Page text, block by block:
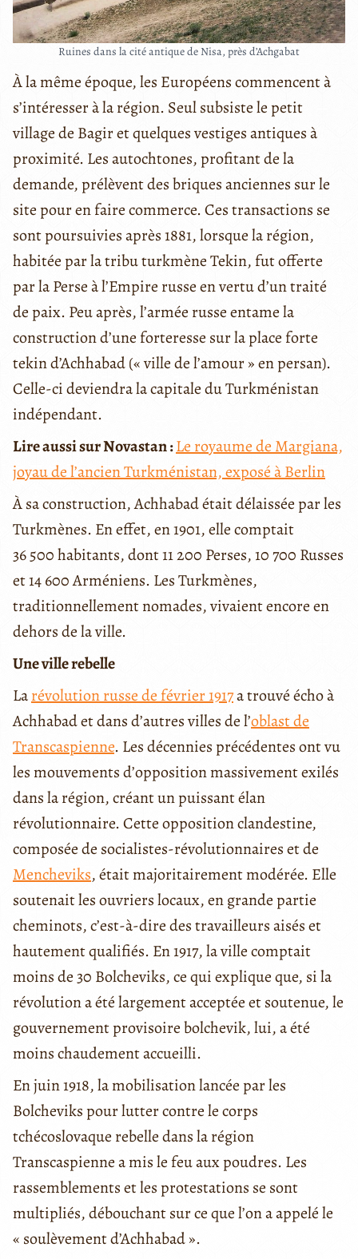
Ruines dans la cité antique de Nisa, près d’Achgabat
À la même époque, les Européens commencent à
s’intéresser à la région. Seul subsiste le petit
village de Bagir et quelques vestiges antiques à
proximité. Les autochtones, profitant de la
demande, prélèvent des briques anciennes sur le
site pour en faire commerce. Ces transactions se
sont poursuivies après 1881, lorsque la région,
habitée par la tribu turkmène Tekin, fut offerte
par la Perse à l’Empire russe en vertu d’un traité
de paix. Peu après, l’armée russe entame la
construction d’une forteresse sur la place forte
tekin d’Achhabad (« ville de l’amour » en persan).
Celle-ci deviendra la capitale du Turkménistan
indépendant.
Lire aussi sur Novastan :Le royaume de Margiana,
joyau de l’ancien Turkménistan, exposé à Berlin
À sa construction, Achhabad était délaissée par les
Turkmènes. En effet, en 1901, elle comptait
36 500 habitants, dont 11 200 Perses, 10 700 Russes
et 14 600 Arméniens. Les Turkmènes,
traditionnellement nomades, vivaient encore en
dehors de la ville.
Une ville rebelle
Larévolution russe de février 1917a trouvé écho à
Achhabad et dans d’autres villes de l’oblast de
Transcaspienne. Les décennies précédentes ont vu
les mouvements d’opposition massivement exilés
dans la région, créant un puissant élan
révolutionnaire. Cette opposition clandestine,
composée de socialistes-révolutionnaires et de
Mencheviks, était majoritairement modérée. Elle
soutenait les ouvriers locaux, en grande partie
cheminots, c’est-à-dire des travailleurs aisés et
hautement qualifiés. En 1917, la ville comptait
moins de 30 Bolcheviks, ce qui explique que, si la
révolution a été largement acceptée et soutenue, le
gouvernement provisoire bolchevik, lui, a été
moins chaudement accueilli.
En juin 1918, la mobilisation lancée par les
Bolcheviks pour lutter contre le corps
tchécoslovaque rebelle dans la région
Transcaspienne a mis le feu aux poudres. Les
rassemblements et les protestations se sont
multipliés, débouchant sur ce que l’on a appelé le
« soulèvement d’Achhabad ».